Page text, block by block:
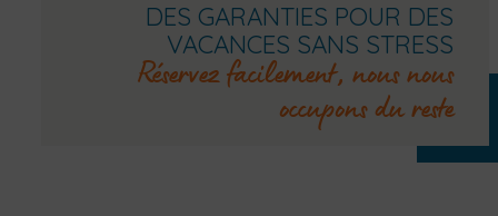
DES GARANTIES POUR DES
VACANCES SANS STRESS
Réservez facilement, nous nous
occupons du reste